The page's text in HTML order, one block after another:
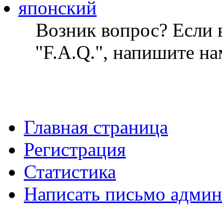
японский
Возник вопрос? Если
"F.A.Q.", напишите
Главная страница
Регистрация
Статистика
Написать письмо